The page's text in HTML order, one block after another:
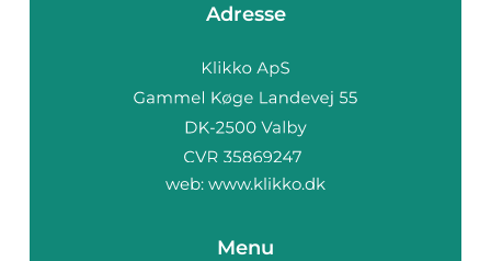
Adresse
web: www.klikko.dk
Menu